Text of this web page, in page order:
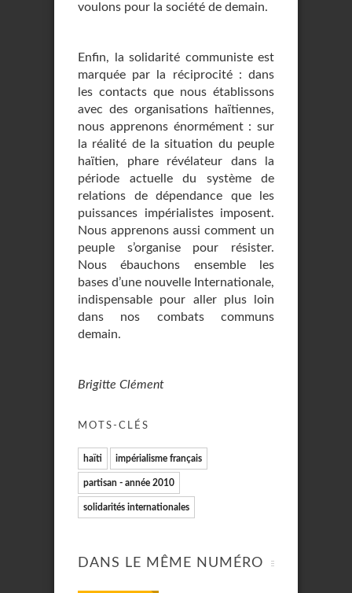
voulons pour la société de demain.
Enfin, la solidarité communiste est
marquée par la réciprocité : dans
les contacts que nous établissons
avec des organisations haïtiennes,
nous apprenons énormément : sur
la réalité de la situation du peuple
haïtien, phare révélateur dans la
période actuelle du système de
relations de dépendance que les
puissances impérialistes imposent.
Nous apprenons aussi comment un
peuple s’organise pour résister.
Nous ébauchons ensemble les
bases d’une nouvelle Internationale,
indispensable pour aller plus loin
dans nos combats communs
demain.
Brigitte Clément
MOTS-CLÉS
haïti impérialisme français
partisan - année 2010
solidarités internationales
DANS LE MÊME NUMÉRO